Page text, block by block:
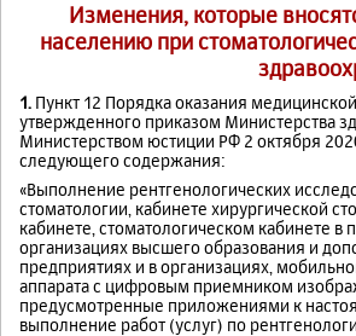
Изменения, которые
населению при
1. Пункт 12 Порядка оказания
утвержденного приказом Министерства
Министерством юстиции РФ 2 октября
следующего содержания:
«Выполнение рентгенологических
стоматологии, кабинете хирургической
кабинете, стоматологическом кабинете
организациях высшего образования и
предприятиях и в организациях,
аппарата с цифровым приемником
предусмотренные приложениями к
выполнение работ (услуг) по